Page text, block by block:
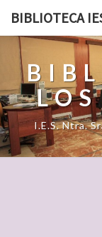
BIBLIOTECA
I.E.S. Ntra.